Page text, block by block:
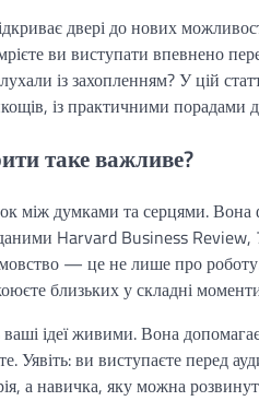
двері до нових
ви виступати впевнено
із захопленням? У цій
із практичними порадами
таке важливе?
між думками та серцями. Вона
Harvard Business Review,
— це не лише про роботу.
близьких у складні
ідеї живими. Вона
Уявіть: ви виступаєте перед
а навичка, яку можна